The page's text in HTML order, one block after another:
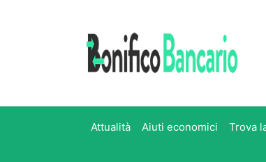
Attualità Aiuti economici Trova